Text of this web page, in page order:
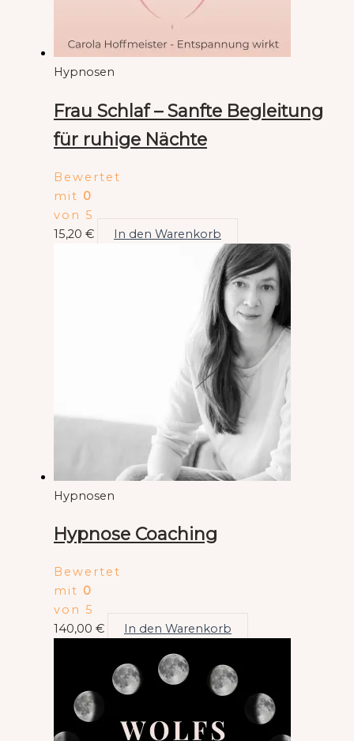
Hypnosen
Frau Schlaf – Sanfte Begleitung
für ruhige Nächte
Bewertet
mit 0
von 5
15,20 € In den Warenkorb
Hypnosen
Hypnose Coaching
Bewertet
mit 0
von 5
140,00 € In den Warenkorb